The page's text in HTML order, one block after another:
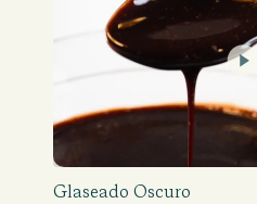
Glaseado Oscuro